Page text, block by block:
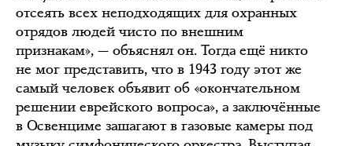
отсеять всех неподходящих для охранных
отрядов людей чисто по внешним
признакам», — объяснял он. Тогда ещё никто
не мог представить, что в 1943 году этот же
самый человек объявит об «окончательном
решении еврейского вопроса», а заключённые
в Освенциме зашагают в газовые камеры под